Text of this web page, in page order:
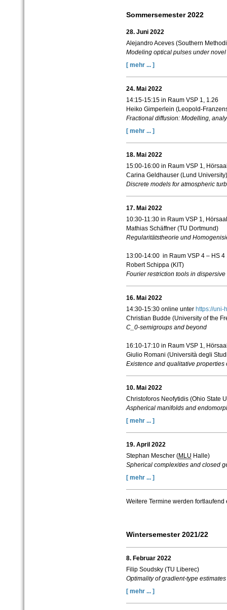
Sommersemester 2022
28. Juni 2022
Alejandro Aceves (Southern
Modeling optical pulses under
[ mehr ... ]
24. Mai 2022
14:15-15:15 in Raum VSP 1, 1.26
Heiko Gimperlein (Leopold-
Fractional diffusion: Modelling,
[ mehr ... ]
18. Mai 2022
15:00-16:00 in Raum VSP 1,
Carina Geldhauser (Lund University)
Discrete models for atmospheric
17. Mai 2022
10:30-11:30 in Raum VSP 1,
Mathias Schäffner (TU Dortmund)
Regularitätstheorie und
13:00-14:00 in Raum VSP 4 – HS 4
Robert Schippa (KIT)
Fourier restriction tools in dispersive
16. Mai 2022
14:30-15:30 online unter https://uni-
Christian Budde (University of the
C_0-semigroups and beyond
16:10-17:10 in Raum VSP 1,
Giulio Romani (Università degli
Existence and qualitative
10. Mai 2022
Christoforos Neofytidis (Ohio State
Aspherical manifolds and
[ mehr ... ]
19. April 2022
Stephan Mescher (MLU Halle)
Spherical complexities and closed
[ mehr ... ]
Weitere Termine werden fortlaufend
Wintersemester 2021/22
8. Februar 2022
Filip Soudsky (TU Liberec)
Optimality of gradient-type estimates
[ mehr ... ]